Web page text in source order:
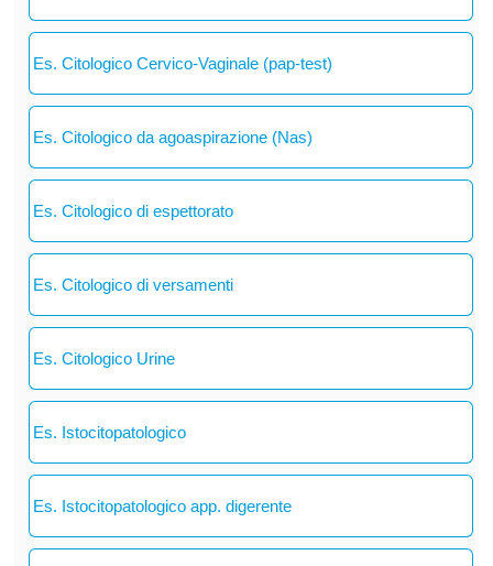
Es. Citologico Cervico-Vaginale (pap-test)
Es. Citologico da agoaspirazione (Nas)
Es. Citologico di espettorato
Es. Citologico di versamenti
Es. Citologico Urine
Es. Istocitopatologico
Es. Istocitopatologico app. digerente